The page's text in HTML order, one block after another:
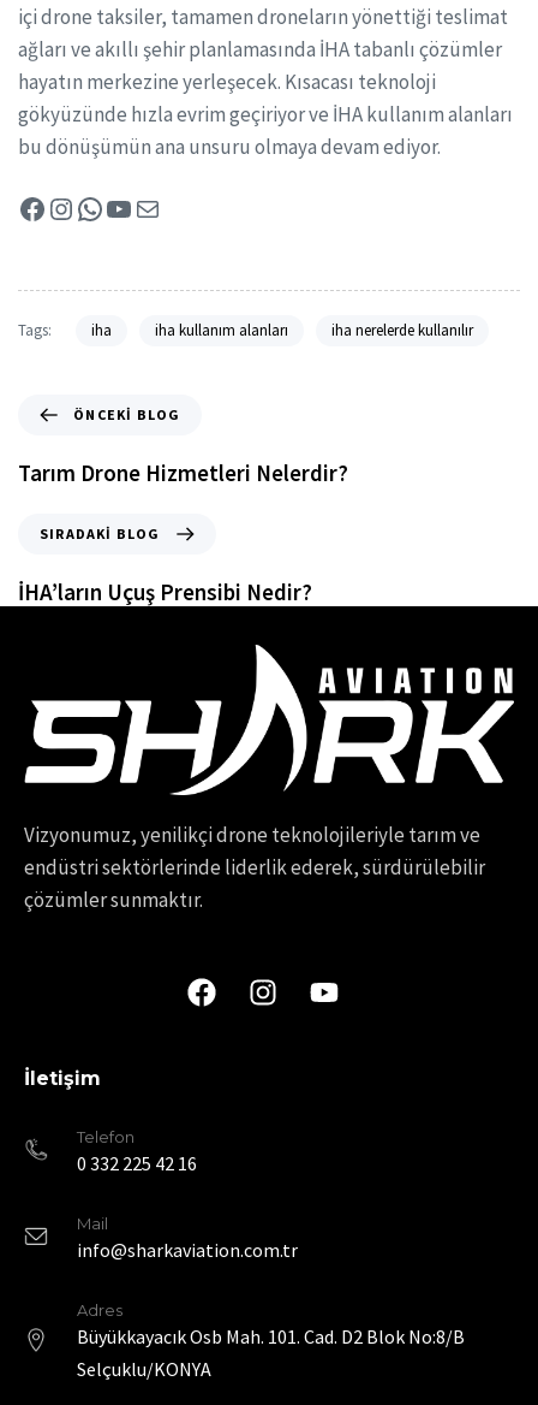
içi drone taksiler, tamamen droneların yönettiği teslimat
ağları ve akıllı şehir planlamasında İHA tabanlı çözümler
hayatın merkezine yerleşecek. Kısacası teknoloji
gökyüzünde hızla evrim geçiriyor ve İHA kullanım alanları
bu dönüşümün ana unsuru olmaya devam ediyor.
Tags: iha iha kullanım alanları iha nerelerde kullanılır
ÖNCEKI BLOG
Tarım Drone Hizmetleri Nelerdir?
SIRADAKI BLOG
İHA’ların Uçuş Prensibi Nedir?
Vizyonumuz, yenilikçi drone teknolojileriyle tarım ve
endüstri sektörlerinde liderlik ederek, sürdürülebilir
çözümler sunmaktır.
İletişim
Telefon
0 332 225 42 16
Mail
info@sharkaviation.com.tr
Adres
Büyükkayacık Osb Mah. 101. Cad. D2 Blok No:8/B
Selçuklu/KONYA